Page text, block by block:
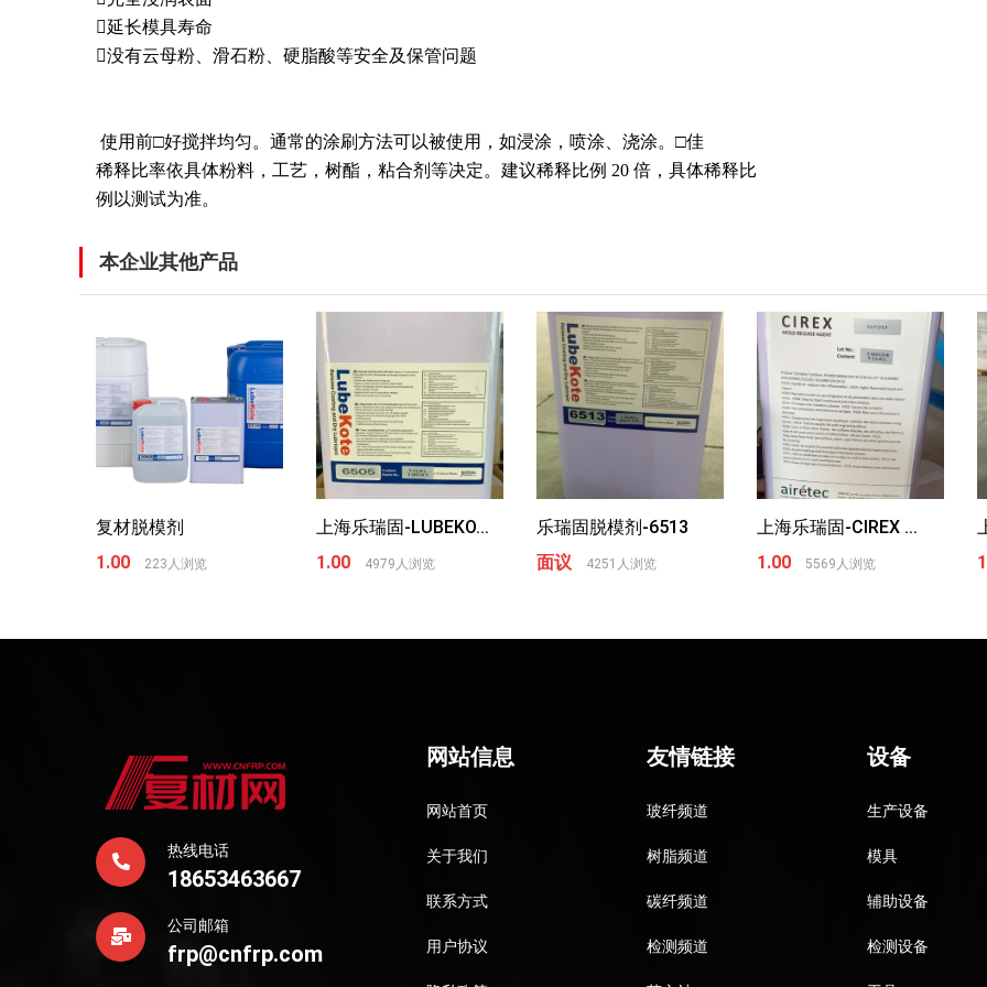
延长模具寿命
没有云母粉、滑石粉、硬脂酸等安全及保管问题
使用前□好搅拌均匀。通常的涂刷方法可以被使用，如浸涂，喷涂、浇涂。□佳
稀释比率依具体粉料，工艺，树酯，粘合剂等决定。建议稀释比例 20 倍，具体稀释比
例以测试为准。
本企业其他产品
复材脱模剂
1.00
223人浏览
上海乐瑞固-LUBEKO...
1.00
4979人浏览
乐瑞固脱模剂-6513
面议
4251人浏览
上海乐瑞固-CIREX ...
1.00
5569人浏览
热线电话
18653463667
公司邮箱
frp@cnfrp.com
网站信息
网站首页
关于我们
联系方式
用户协议
友情链接
玻纤频道
树脂频道
碳纤频道
检测频道
设备
生产设备
模具
辅助设备
检测设备